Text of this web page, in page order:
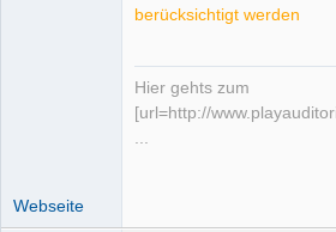
berücksichtigt werden
Hier gehts zum
[url=http://
...
Webseite